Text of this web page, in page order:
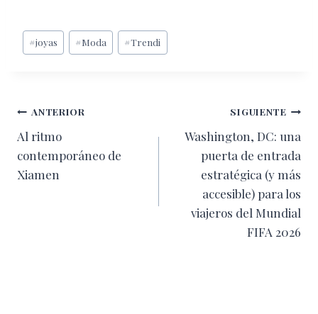
Etiquetas
de
#joyas #Moda #Trendi
Navegación
de
entradas
ANTERIOR
Al ritmo
contemporáneo de
Xiamen
SIGUIENTE
Washington, DC: una
puerta de entrada
estratégica (y más
accesible) para los
viajeros del Mundial
FIFA 2026